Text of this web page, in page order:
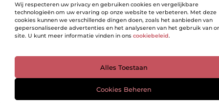
Wij respecteren uw privacy en gebruiken cookies en vergelijkbare
technologieën om uw ervaring op onze website te verbeteren. Met deze
cookies kunnen we verschillende dingen doen, zoals het aanbieden van
gepersonaliseerde advertenties en het analyseren van het gebruik van
site. U kunt meer informatie vinden in ons cookiebeleid.
Alles Toestaan
Cookies Beheren